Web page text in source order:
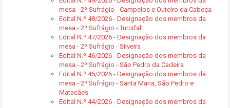
mesa - 2º Sufrágio - Campelos e Outeiro da Cabeça
Edital N.º 48/2026 - Designação dos membros da
mesa - 2º Sufrágio - Turcifal
Edital N.º 47/2026 - Designação dos membros da
mesa - 2º Sufrágio - Silveira
Edital N.º 46/2026 - Designação dos membros da
mesa - 2º Sufrágio - São Pedro da Cadeira
Edital N.º 45/2026 - Designação dos membros da
mesa - 2º Sufrágio - Santa Maria, São Pedro e
Matacães
Edital N.º 44/2026 - Designação dos membros da